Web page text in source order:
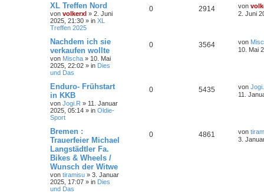
XL Treffen Nord
von volkerxl » 2. Juni
2025, 21:30 » in XL
Treffen 2025
0 2914 von
2. Juni
Nachdem ich sie
verkaufen wollte
von Mischa » 10. Mai
2025, 22:02 » in Dies
und Das
0 3564 von
10. Mai
Enduro- Frühstart
in KKB
von Jogi.R » 11. Januar
2025, 05:14 » in Oldie-
Sport
0 5435 von
11.
Bremen :
Trauerfeier Michael
Langstädtler Fa.
Bikes & Wheels /
Wunsch der Witwe
von tiramisu » 3. Januar
2025, 17:07 » in Dies
und Das
0 4861 von
3.